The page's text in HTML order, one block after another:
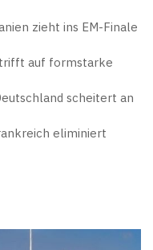
zieht ins EM-Finale
auf formstarke
scheitert an
eliminiert